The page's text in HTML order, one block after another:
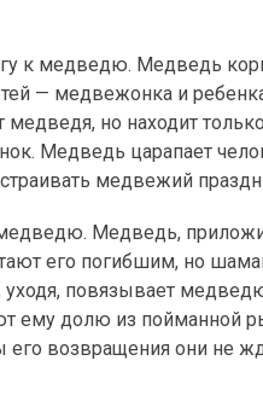
к медведю. Медведь
— медвежонка и
но находит
Медведь царапает
медвежий
Медведь,
его погибшим, но
повязывает
ему долю из пойманной
возвращения они не